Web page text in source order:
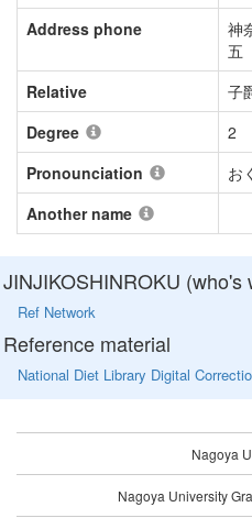
Address phone
神
五
Relative
子
Degree
2
Pronounciation
お
Another name
JINJIKOSHINROKU (who's
Ref Network
Reference material
National Diet Library Digital
Nagoya
Nagoya University